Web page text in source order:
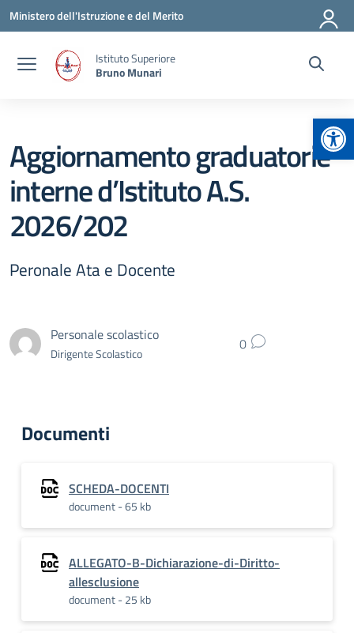
Vai ai contenuti
Vai al menu di navigazione
Vai al footer
Ministero dell'Istruzione e del Merito
Istituto Superiore
Bruno Munari
Aggiornamento graduatorie
interne d’Istituto A.S.
2026/202
Peronale Ata e Docente
Personale scolastico
Dirigente Scolastico 0
Documenti
SCHEDA-DOCENTI
document - 65 kb
ALLEGATO-B-Dichiarazione-di-Diritto-
allesclusione
document - 25 kb